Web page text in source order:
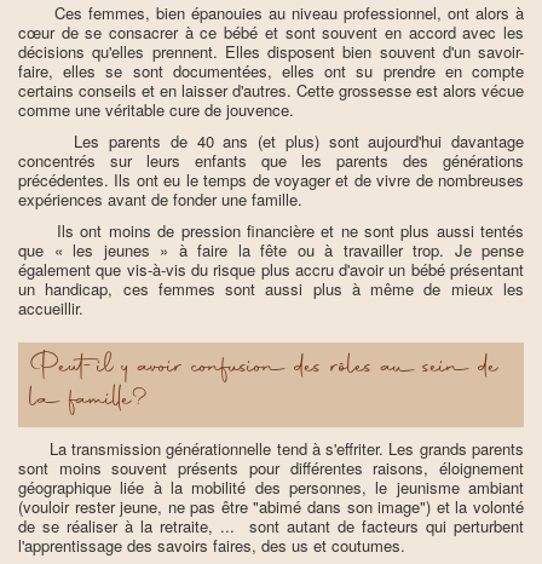
Ces femmes, bien épanouies au niveau professionnel, ont alors à
cœur de se consacrer à ce bébé et sont souvent en accord avec les
décisions qu'elles prennent. Elles disposent bien souvent d'un savoir-
faire, elles se sont documentées, elles ont su prendre en compte
certains conseils et en laisser d'autres. Cette grossesse est alors vécue
comme une véritable cure de jouvence.
Les parents de 40 ans (et plus) sont aujourd'hui davantage
concentrés sur leurs enfants que les parents des générations
précédentes. Ils ont eu le temps de voyager et de vivre de nombreuses
expériences avant de fonder une famille.
Ils ont moins de pression financière et ne sont plus aussi tentés
que « les jeunes » à faire la fête ou à travailler trop. Je pense
également que vis-à-vis du risque plus accru d'avoir un bébé présentant
un handicap, ces femmes sont aussi plus à même de mieux les
accueillir.
Peut-il y avoir confusion des rôles au sein de
la famille?
La transmission générationnelle tend à s'effriter. Les grands parents
sont moins souvent présents pour différentes raisons, éloignement
géographique liée à la mobilité des personnes, le jeunisme ambiant
(vouloir rester jeune, ne pas être "abimé dans son image") et la volonté
de se réaliser à la retraite, ... sont autant de facteurs qui perturbent
l'apprentissage des savoirs faires, des us et coutumes.